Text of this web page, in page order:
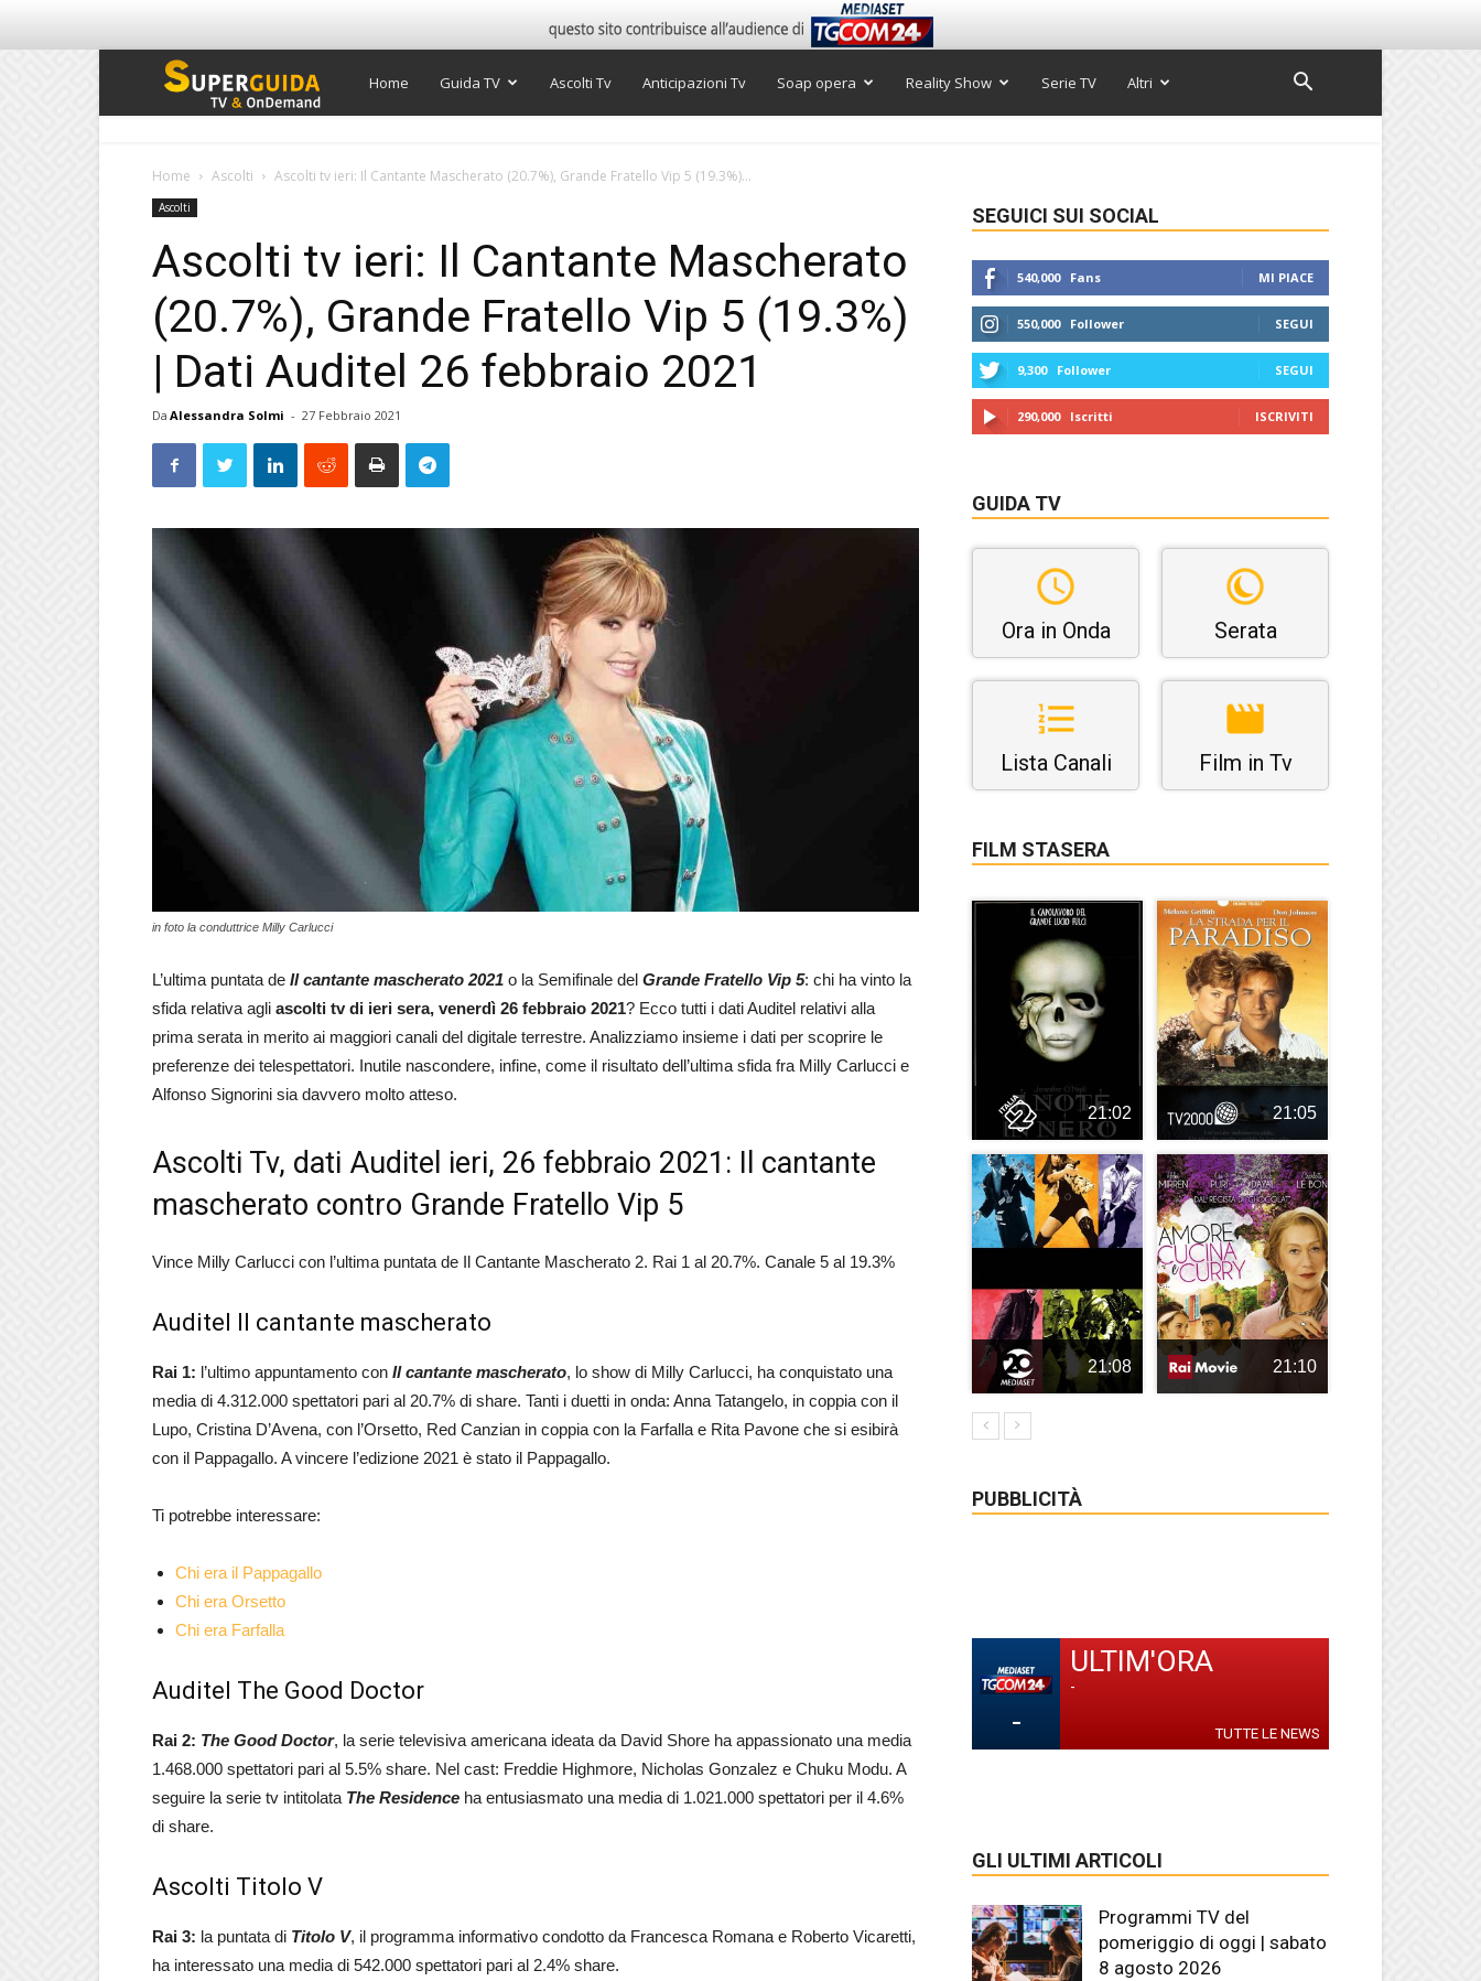
Super
Home Guida TV Ascolti Tv Anticipazioni Tv Soap opera Reality Show Serie TV Altri
Home Ascolti Ascolti tv ieri: Il Cantante Mascherato (20.7%), Grande Fratello Vip 5 (19.3%)...
Ascolti
Ascolti tv ieri: Il Cantante Mascherato
(20.7%), Grande Fratello Vip 5 (19.3%)
| Dati Auditel 26 febbraio 2021
Da Alessandra Solmi - 27 Febbraio 2021
in foto la conduttrice Milly Carlucci
L’ultima puntata de Il cantante mascherato 2021 o la Semifinale del Grande Fratello Vip 5: chi ha vinto la
sfida relativa agli ascolti tv di ieri sera, venerdì 26 febbraio 2021? Ecco tutti i dati Auditel relativi alla
prima serata in merito ai maggiori canali del digitale terrestre. Analizziamo insieme i dati per scoprire le
preferenze dei telespettatori. Inutile nascondere, infine, come il risultato dell’ultima sfida fra Milly Carlucci e
Alfonso Signorini sia davvero molto atteso.
Ascolti Tv, dati Auditel ieri, 26 febbraio 2021: Il cantante
mascherato contro Grande Fratello Vip 5
Vince Milly Carlucci con l’ultima puntata de Il Cantante Mascherato 2. Rai 1 al 20.7%. Canale 5 al 19.3%
Auditel Il cantante mascherato
Rai 1: l’ultimo appuntamento con Il cantante mascherato, lo show di Milly Carlucci, ha conquistato una
media di 4.312.000 spettatori pari al 20.7% di share. Tanti i duetti in onda: Anna Tatangelo, in coppia con il
Lupo, Cristina D’Avena, con l’Orsetto, Red Canzian in coppia con la Farfalla e Rita Pavone che si esibirà
con il Pappagallo. A vincere l’edizione 2021 è stato il Pappagallo.
Ti potrebbe interessare:
Chi era il Pappagallo
Chi era Orsetto
Chi era Farfalla
Auditel The Good Doctor
Rai 2: The Good Doctor, la serie televisiva americana ideata da David Shore ha appassionato una media
1.468.000 spettatori pari al 5.5% share. Nel cast: Freddie Highmore, Nicholas Gonzalez e Chuku Modu. A
seguire la serie tv intitolata The Residence ha entusiasmato una media di 1.021.000 spettatori per il 4.6%
di share.
Ascolti Titolo V
Rai 3: la puntata di Titolo V, il programma informativo condotto da Francesca Romana e Roberto Vicaretti,
ha interessato una media di 542.000 spettatori pari al 2.4% share.
SEGUICI SUI SOCIAL
540,000 Fans MI PIACE
550,000 Follower SEGUI
9,300 Follower SEGUI
290,000 Iscritti ISCRIVITI
GUIDA TV
Ora in Onda Serata
Lista Canali Film in Tv
FILM STASERA
21:02 21:05
21:08 21:10
PUBBLICITÀ
-
ULTIM'ORA
-
TUTTE LE NEWS
GLI ULTIMI ARTICOLI
Programmi TV del
pomeriggio di oggi | sabato
8 agosto 2026